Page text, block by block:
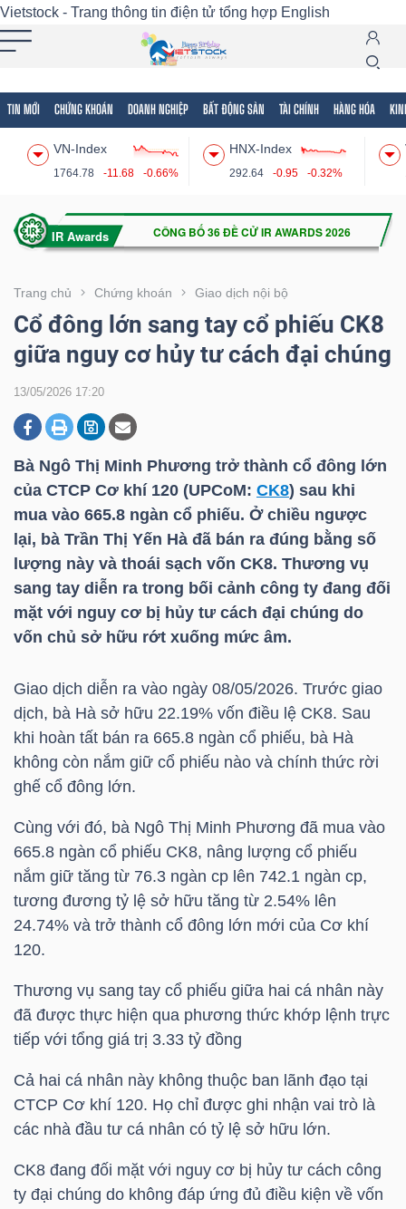
Vietstock - Trang thông tin điện tử tổng hợp English
TIN MỚI CHỨNG KHOÁN DOANH NGHIỆP BẤT ĐỘNG SẢN TÀI CHÍNH HÀNG HÓA
VN-Index
1764.78 -11.68 -0.66%
HNX-Index
292.64 -0.95 -0.32%
Trang chủ Chứng khoán Giao dịch nội bộ
Cổ đông lớn sang tay cổ phiếu CK8
giữa nguy cơ hủy tư cách đại chúng
13/05/2026 17:20
Bà Ngô Thị Minh Phương trở thành cổ đông lớn
của CTCP Cơ khí 120 (UPCoM: CK8) sau khi
mua vào 665.8 ngàn cổ phiếu. Ở chiều ngược
lại, bà Trần Thị Yến Hà đã bán ra đúng bằng số
lượng này và thoái sạch vốn CK8. Thương vụ
sang tay diễn ra trong bối cảnh công ty đang đối
mặt với nguy cơ bị hủy tư cách đại chúng do
vốn chủ sở hữu rớt xuống mức âm.
Giao dịch diễn ra vào ngày 08/05/2026. Trước giao
dịch, bà Hà sở hữu 22.19% vốn điều lệ CK8. Sau
khi hoàn tất bán ra 665.8 ngàn cổ phiếu, bà Hà
không còn nắm giữ cổ phiếu nào và chính thức rời
ghế cổ đông lớn.
Cùng với đó, bà Ngô Thị Minh Phương đã mua vào
665.8 ngàn cổ phiếu CK8, nâng lượng cổ phiếu
nắm giữ tăng từ 76.3 ngàn cp lên 742.1 ngàn cp,
tương đương tỷ lệ sở hữu tăng từ 2.54% lên
24.74% và trở thành cổ đông lớn mới của Cơ khí
120.
Thương vụ sang tay cổ phiếu giữa hai cá nhân này
đã được thực hiện qua phương thức khớp lệnh trực
tiếp với tổng giá trị 3.33 tỷ đồng
Cả hai cá nhân này không thuộc ban lãnh đạo tại
CTCP Cơ khí 120. Họ chỉ được ghi nhận vai trò là
các nhà đầu tư cá nhân có tỷ lệ sở hữu lớn.
CK8 đang đối mặt với nguy cơ bị hủy tư cách công
ty đại chúng do không đáp ứng đủ điều kiện về vốn
Tất cả Tính năng Ngành Mã chứng khoán
Tính
(-)
VIETSTOCK
CHỨNG
DOANH
NGHIỆP
BẤT
ĐỘNG
SẢN
TÀI
CHÍNH
HÀNG
HÓA
KINH
TẾ
THẾ
DƯƠNG